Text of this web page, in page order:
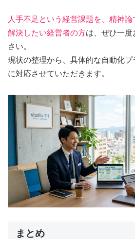
人手不足という経営課題を、精神
解決したい経営者の方は、ぜひ一
さい。
現状の整理から、具体的な自動化
に対応させていただきます。
まとめ